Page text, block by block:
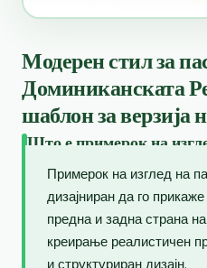
Модерен стил за
Доминиканската
шаблон за верзија
Што е примерок на
Примерок на изглед на
дизајниран да го
предна и задна страна
креирање реалистичен
и структуриран дизајн.